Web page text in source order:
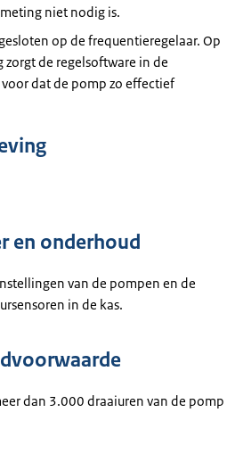
niet nodig is.
op de frequentieregelaar. Op
zorgt de regelsoftware in de
dat de pomp zo effectief
en onderhoud
van de pompen en de
in de kas.
dan 3.000 draaiuren van de pomp